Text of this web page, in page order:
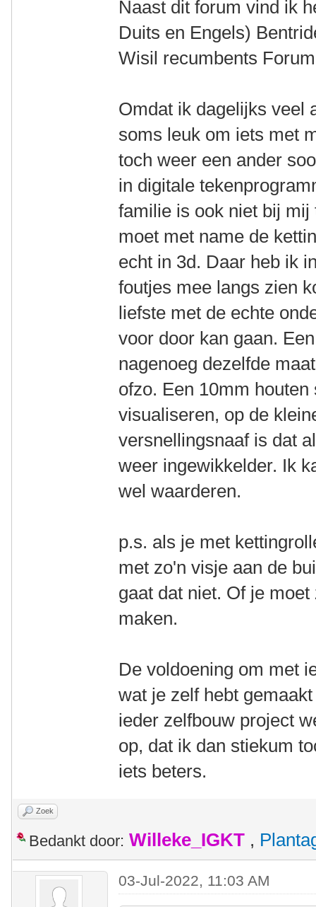
Naast dit forum vind ik
Duits en Engels)
Wisil recumbents
Omdat ik dagelijks veel
soms leuk om iets met
toch weer een ander
in digitale
familie is ook niet bij
moet met name de
echt in 3d. Daar heb ik
foutjes mee langs zien
liefste met de echte
voor door kan gaan.
nagenoeg dezelfde
ofzo. Een 10mm
visualiseren, op de
versnellingsnaaf is dat
weer ingewikkelder. Ik
wel waarderen.
p.s. als je met
met zo'n visje aan de
gaat dat niet. Of je
maken.
De voldoening om met
wat je zelf hebt
ieder zelfbouw project
op, dat ik dan stiekum
iets beters.
Zoek
Bedankt door: Willeke_IGKT ,
03-Jul-2022, 11:03 AM